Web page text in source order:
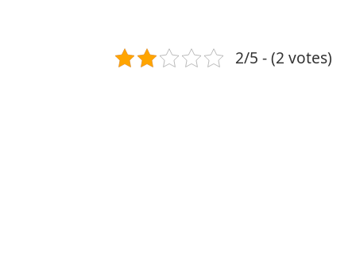
2/5 - (2 votes)